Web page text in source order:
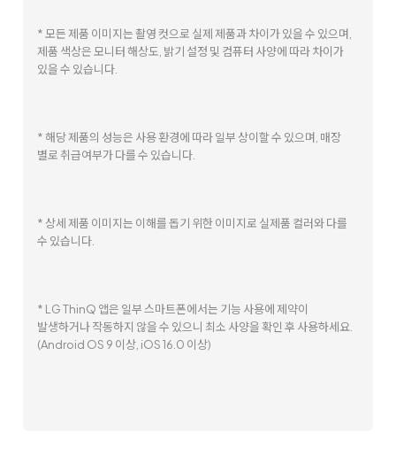
* 모든 제품 이미지는 촬영 컷으로 실제 제품과 차이가 있을 수 있으며,
제품 색상은 모니터 해상도, 밝기 설정 및 컴퓨터 사양에 따라 차이가
있을 수 있습니다.
* 해당 제품의 성능은 사용 환경에 따라 일부 상이할 수 있으며, 매장
별로 취급여부가 다를 수 있습니다.
* 상세 제품 이미지는 이해를 돕기 위한 이미지로 실제품 컬러와 다를
수 있습니다.
* LG ThinQ 앱은 일부 스마트폰에서는 기능 사용에 제약이
발생하거나 작동하지 않을 수 있으니 최소 사양을 확인 후 사용하세요.
(Android OS 9 이상, iOS 16.0 이상)